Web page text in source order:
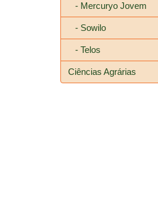
- Mercuryo Jovem
- Sowilo
- Telos
Ciências Agrárias